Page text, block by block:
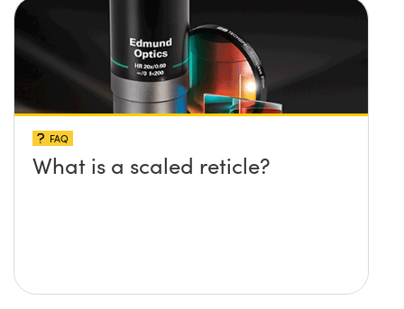
FAQ
What is a scaled reticle?